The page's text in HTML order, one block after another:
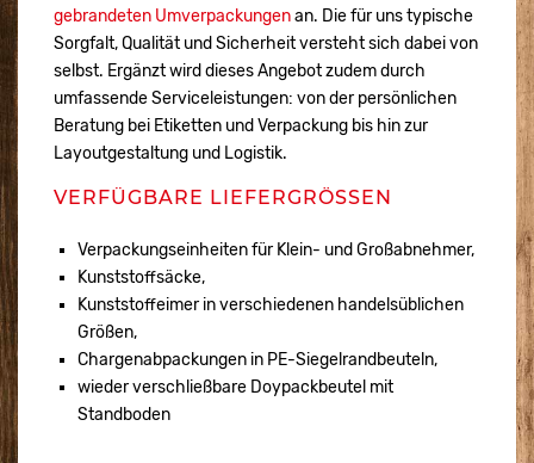
gebrandeten Umverpackungenan. Die für uns typische
Sorgfalt, Qualität und Sicherheit versteht sich dabei von
selbst. Ergänzt wird dieses Angebot zudem durch
umfassende Serviceleistungen: von der persönlichen
Beratung bei Etiketten und Verpackung bis hin zur
Layoutgestaltung und Logistik.
VERFÜGBARE LIEFERGRÖSSEN
Verpackungseinheiten für Klein- und Großabnehmer,
Kunststoffsäcke,
Kunststoffeimer in verschiedenen handelsüblichen
Größen,
Chargenabpackungen in PE-Siegelrandbeuteln,
wieder verschließbare Doypackbeutel mit
Standboden